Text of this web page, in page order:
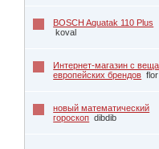
BOSCH Aquatak 110 Plus
koval
Интернет-магазин с
европейских брендов flor
новый математический
гороскоп dibdib